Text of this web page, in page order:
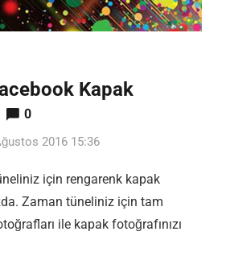
Kapak
0
2016 15:36
için rengarenk kapak
Zaman tüneliniz için tam
ile kapak fotoğrafınızı